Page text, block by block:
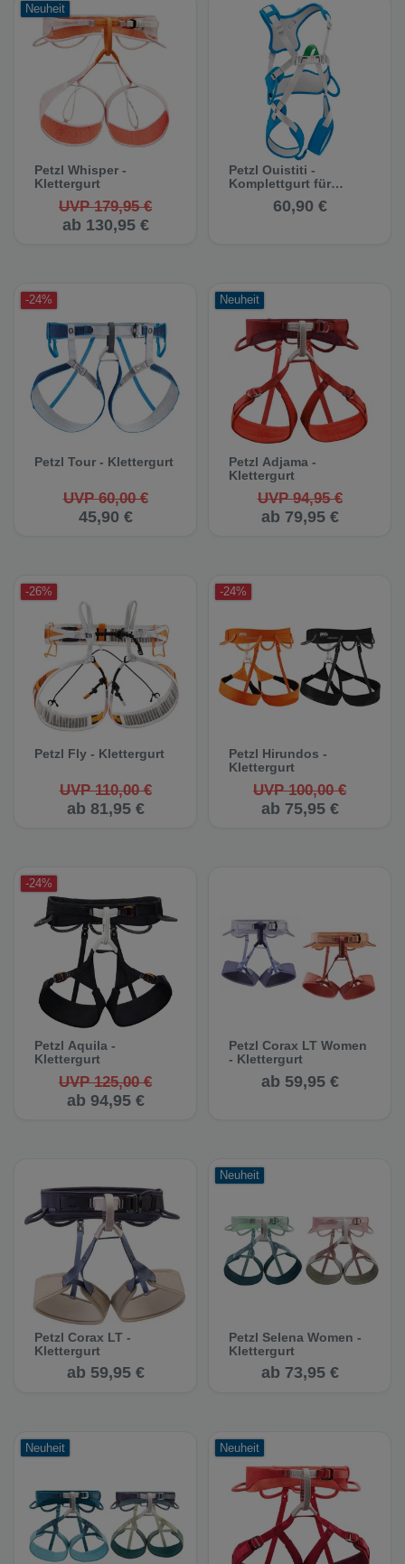
Neuheit
Petzl Whisper -
Klettergurt
UVP 179,95 €
ab 130,95 €
Petzl Ouistiti -
Komplettgurt für
60,90 €
-24%
Petzl Tour - Klettergurt
UVP 60,00 €
45,90 €
Neuheit
Petzl Adjama -
Klettergurt
UVP 94,95 €
ab 79,95 €
-26%
Petzl Fly - Klettergurt
UVP 110,00 €
ab 81,95 €
-24%
Petzl Hirundos -
Klettergurt
UVP 100,00 €
ab 75,95 €
-24%
Petzl Aquila -
Klettergurt
UVP 125,00 €
ab 94,95 €
Petzl Corax LT Women
- Klettergurt
ab 59,95 €
Petzl Corax LT -
Klettergurt
ab 59,95 €
Neuheit
Petzl Selena Women -
Klettergurt
ab 73,95 €
Neuheit Neuheit